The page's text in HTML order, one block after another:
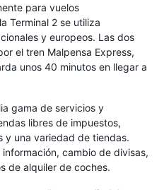
para vuelos
Terminal 2 se utiliza
y europeos. Las dos
el tren Malpensa Express,
unos 40 minutos en llegar a
gama de servicios y
libres de impuestos,
y una variedad de tiendas.
cambio de divisas,
de alquiler de coches.